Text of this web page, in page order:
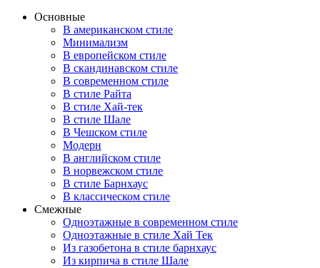
Основные
В американском стиле
Минимализм
В европейском стиле
В скандинавском стиле
В современном стиле
В стиле Райта
В стиле Хай-тек
В стиле Шале
В Чешском стиле
Модерн
В английском стиле
В норвежском стиле
В стиле Барнхаус
В классическом стиле
Смежные
Одноэтажные в современном стиле
Одноэтажные в стиле Хай Тек
Из газобетона в стиле барнхаус
Из кирпича в стиле Шале